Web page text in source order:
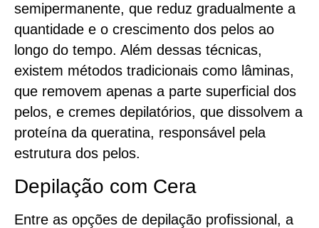
semipermanente, que reduz gradualmente a
quantidade e o crescimento dos pelos ao
longo do tempo. Além dessas técnicas,
existem métodos tradicionais como lâminas,
que removem apenas a parte superficial dos
pelos, e cremes depilatórios, que dissolvem a
proteína da queratina, responsável pela
estrutura dos pelos.
Depilação com Cera
Entre as opções de depilação profissional, a